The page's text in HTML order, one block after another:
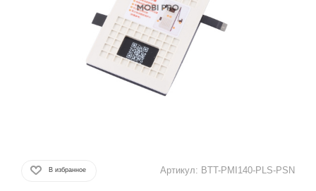
В избранное Артикул: BTT-PMI140-PLS-PSN